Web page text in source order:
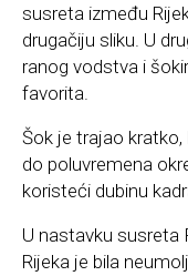
susreta između
drugačiju sliku. U
ranog vodstva i
favorita.
Šok je trajao kratko,
do poluvremena
koristeći dubinu
U nastavku susreta
Rijeka je bila